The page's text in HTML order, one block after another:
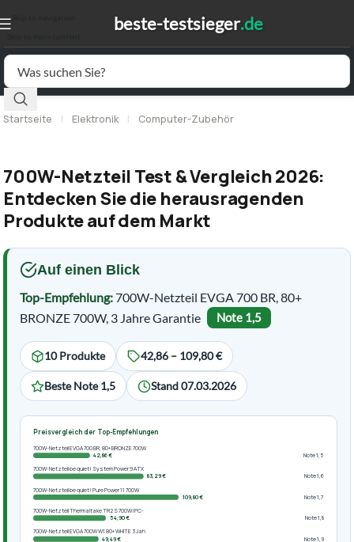
Startseite | Elektronik | Computer-Zubehör
700W-Netzteil Test & Vergleich 2026:
Entdecken Sie die herausragenden
Produkte auf dem Markt
Auf einen Blick
Top-Empfehlung:700W-Netzteil EVGA 700 BR, 80+
BRONZE 700W, 3 Jahre Garantie
Note 1,5
10 Produkte 42,86 – 109,80 €
Beste Note 1,5 Stand 07.03.2026
Preisvergleich der Top-Empfehlungen
700W-Netzteil EVGA 700 BR, 80+ BRONZE 700W
42,86 €
Note 1,5
700W-Netzteil be quiet! System Power 9 ATX
83,29 €
Note 1,6
700W-Netzteil be quiet! Pure Power 11 700W
109,80 €
Note 1,7
700W-Netzteil Thermaltake TR2 S 700W | PC-
54,90 €
Note 1,8
700W-Netzteil EVGA 700W W1 80+ WHITE 3 Jah
49,49 €
Note 1,9